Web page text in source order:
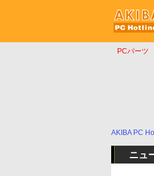
PCパーツ
AKIBA PC
ニュ